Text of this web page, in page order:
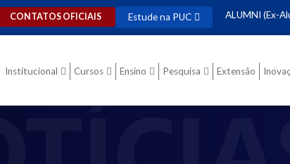
CONTATOS OFICIAIS Estude na PUC ALUMNI (Ex-
Institucional Cursos Ensino Pesquisa Extensão